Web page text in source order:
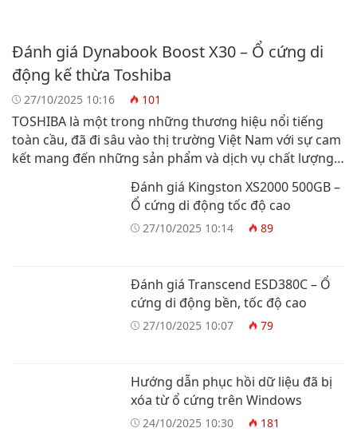
Đánh giá Dynabook Boost X30 – Ổ cứng di
động kế thừa Toshiba
27/10/2025 10:16 101
TOSHIBA là một trong những thương hiệu nổi tiếng
toàn cầu, đã đi sâu vào thị trường Việt Nam với sự cam
kết mang đến những sản phẩm và dịch vụ chất lượng
hàng đầu. Với hơn một thế kỷ phát triển và đổi mới,
TOSHIBA đã ghi dấu ấn mạnh mẽ trong nhiều lĩnh […]
Đánh giá Kingston XS2000 500GB –
Ổ cứng di động tốc độ cao
27/10/2025 10:14 89
Đánh giá Transcend ESD380C – Ổ
cứng di động bền, tốc độ cao
27/10/2025 10:07 79
Hướng dẫn phục hồi dữ liệu đã bị
xóa từ ổ cứng trên Windows
24/10/2025 10:30 181